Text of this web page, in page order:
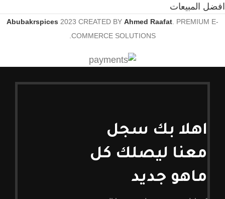
افضل المبيعات
Abubakrspices 2023 CREATED BY Ahmed Raafat . PREMIUM E-
COMMERCE SOLUTIONS.
اهلا بك سجل
معنا ليصلك كل
ماهو جديد